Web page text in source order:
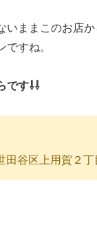
いままこのお店
ですね。
です⇩⇩
田谷区上用賀２丁